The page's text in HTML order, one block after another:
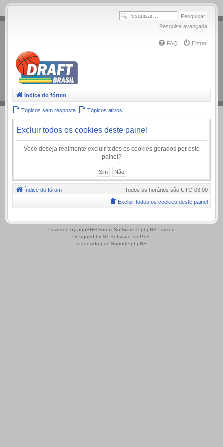
.
Pesquisa avançada
FAQ Entrar
Índice do fórum
Tópicos sem resposta Tópicos ativos
Excluir todos os cookies deste painel
Você deseja realmente excluir todos os cookies gerados por este
painel?
Índice do fórum Todos os horários são UTC-03:00
Excluir todos os cookies deste painel
.
Powered by phpBB® Forum Software © phpBB Limited
Designed by ST Software for PTF
Traduzido por: Suporte phpBB